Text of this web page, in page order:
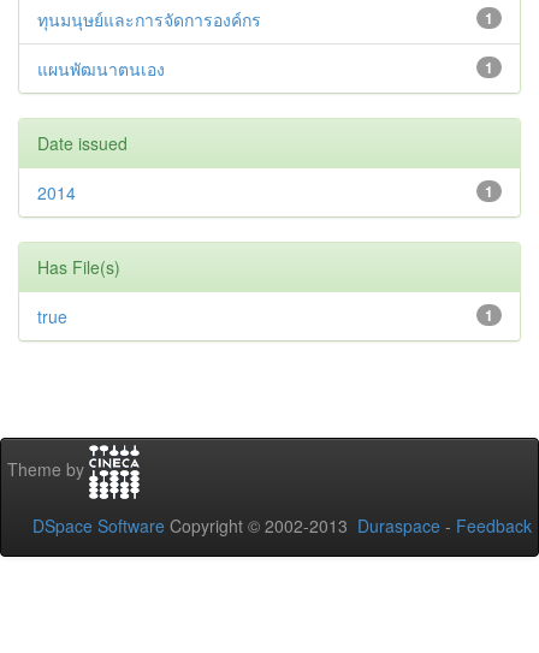
1
ทุนมนุษย์และการจัดการองค์กร
1
แผนพัฒนาตนเอง
Date issued
1
2014
Has File(s)
1
true
Theme by
DSpace Software Copyright © 2002-2013 Duraspace - Feedback